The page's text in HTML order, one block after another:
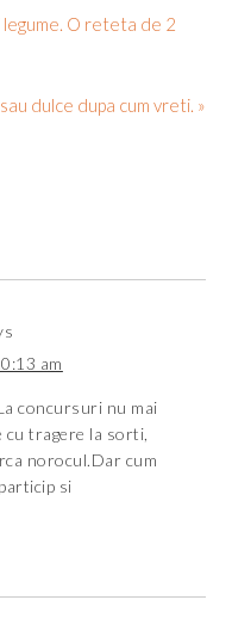
legume. O reteta de 2
dulce dupa cum vreti. »
am
concursuri nu mai
cu tragere la sorti,
norocul.Dar cum
si